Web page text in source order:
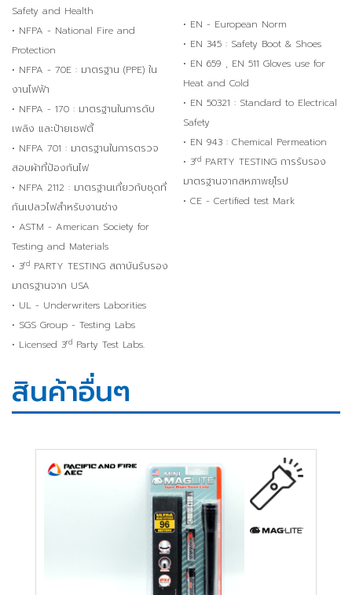
Safety and Health
• NFPA - National Fire and
Protection
• NFPA - 70E : มาตรฐาน (PPE) ใน
งานไฟฟ้า
• NFPA - 170 : มาตรฐานในการดับ
เพลิง และป้ายเซฟตี้
• NFPA 701 : มาตรฐานในการตรวจ
สอบผ้าที่ป้องกันไฟ
• NFPA 2112 : มาตรฐานเกี่ยวกับชุดที่
กันเปลวไฟสำหรับงานช่าง
• ASTM - American Society for
Testing and Materials
• 3rd PARTY TESTING สถาบันรับรอง
มาตรฐานจาก USA
• UL - Underwriters Laborities
• SGS Group - Testing Labs
• Licensed 3rd Party Test Labs.
• EN - European Norm
• EN 345 : Safety Boot & Shoes
• EN 659 , EN 511 Gloves use for
Heat and Cold
• EN 50321 : Standard to Electrical
Safety
• EN 943 : Chemical Permeation
• 3rd PARTY TESTING การรับรอง
มาตรฐานจากสหภาพยุโรป
• CE - Certified test Mark
สินค้าอื่นๆ